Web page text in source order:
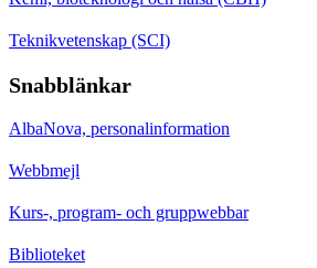
Teknikvetenskap (SCI)
Snabblänkar
AlbaNova, personalinformation
Webbmejl
Kurs-, program- och gruppwebbar
Biblioteket